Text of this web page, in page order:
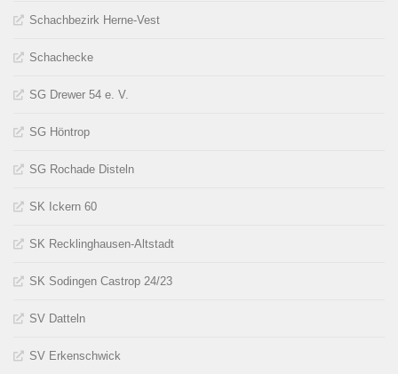
Schachbezirk Herne-Vest
Schachecke
SG Drewer 54 e. V.
SG Höntrop
SG Rochade Disteln
SK Ickern 60
SK Recklinghausen-Altstadt
SK Sodingen Castrop 24/23
SV Datteln
SV Erkenschwick